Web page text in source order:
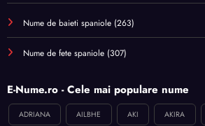
Nume de baieti spaniole (263)
Nume de fete spaniole (307)
E-Nume.ro - Cele mai populare nume
ADRIANA AILBHE AKI AKIRA